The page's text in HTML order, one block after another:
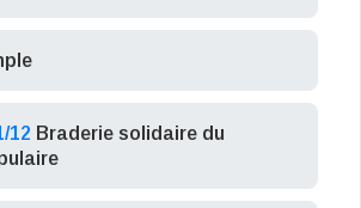
12 Braderie solidaire du